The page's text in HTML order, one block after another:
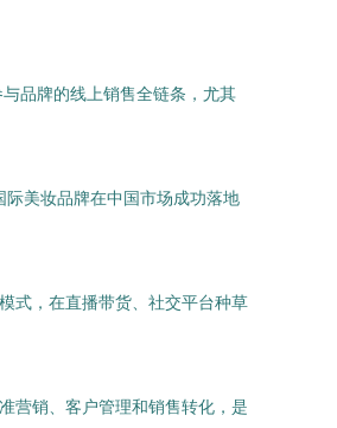
品牌的线上销售全链条，尤其
美妆品牌在中国市场成功落地
式，在直播带货、社交平台种草
营销、客户管理和销售转化，是